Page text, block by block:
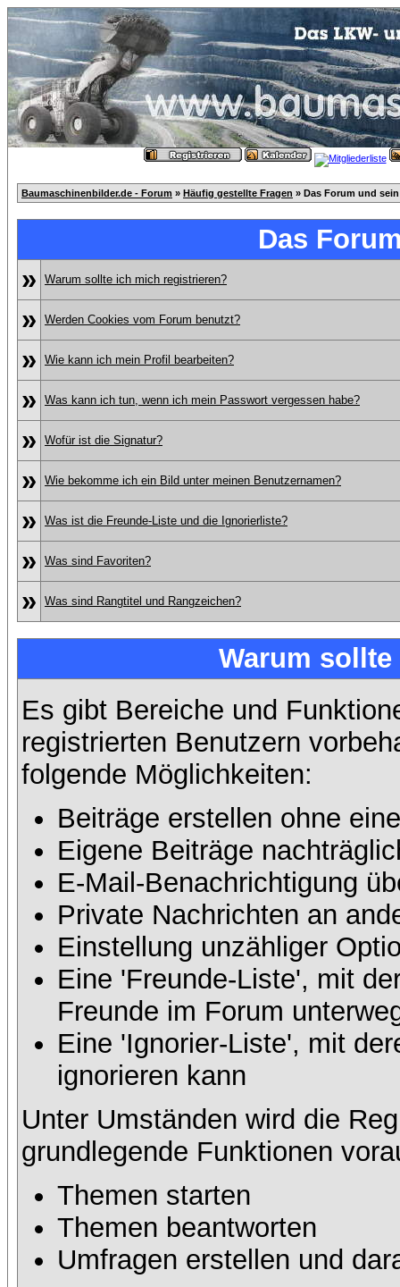
Baumaschinenbilder.de - Forum » Häufig gestellte Fragen » Das Forum und
Das
»
Warum sollte ich mich registrieren?
» Werden Cookies vom Forum benutzt?
» Wie kann ich mein Profil bearbeiten?
» Was kann ich tun, wenn ich mein Passwort vergessen habe?
» Wofür ist die Signatur?
» Wie bekomme ich ein Bild unter meinen Benutzernamen?
» Was ist die Freunde-Liste und die Ignorierliste?
» Was sind Favoriten?
» Was sind Rangtitel und Rangzeichen?
Warum
Es gibt Bereiche und
registrierten Benutzern
folgende Möglichkeiten:
Beiträge erstellen ohne
Eigene Beiträge
E-Mail-Benachrichtigung
Private Nachrichten an
Einstellung unzähliger
Eine 'Freunde-Liste', mit
Freunde im Forum
Eine 'Ignorier-Liste', mit
ignorieren kann
Unter Umständen wird die
grundlegende Funktionen
Themen starten
Themen beantworten
Umfragen erstellen und